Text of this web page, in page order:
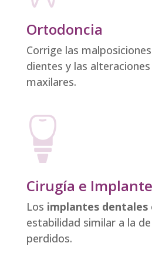
Ortodoncia
Corrige las
dientes y las
maxilares.
Cirugía e
Los implantes dentales
estabilidad similar a la
perdidos.